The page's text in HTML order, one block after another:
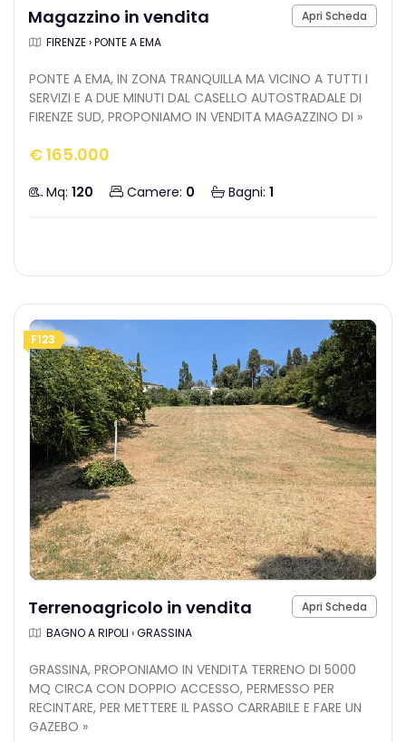
Apri Scheda
Magazzino in vendita
FIRENZE › PONTE A EMA
PONTE A EMA, IN ZONA TRANQUILLA MA VICINO A TUTTI I
SERVIZI E A DUE MINUTI DAL CASELLO AUTOSTRADALE DI
FIRENZE SUD, PROPONIAMO IN VENDITA MAGAZZINO DI »
€ 165.000
Mq: 120 Camere: 0 Bagni: 1
F123
Apri Scheda
Terrenoagricolo in vendita
BAGNO A RIPOLI › GRASSINA
GRASSINA, PROPONIAMO IN VENDITA TERRENO DI 5000
MQ CIRCA CON DOPPIO ACCESSO, PERMESSO PER
RECINTARE, PER METTERE IL PASSO CARRABILE E FARE UN
GAZEBO »